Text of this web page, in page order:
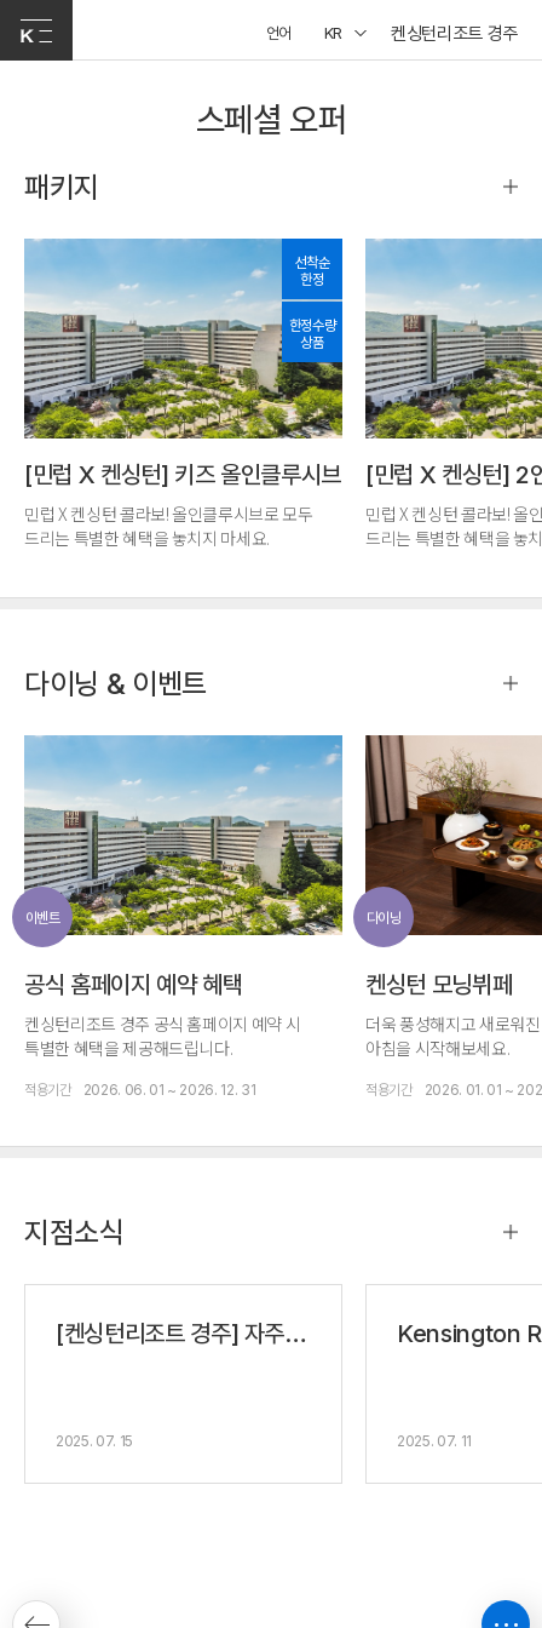
언어 KR 켄싱턴리조트 경주
스페셜 오퍼
패키지
선착순
한정
한정수량
상품
[민럽 X 켄싱턴] 키즈 올인클루시브
민럽 X 켄싱턴 콜라보! 올인클루시브로 모두
드리는 특별한 혜택을 놓치지 마세요.
[민럽 X 켄싱턴] 2
민럽 X 켄싱턴 콜라보! 올
드리는 특별한 혜택을 놓
다이닝 & 이벤트
이벤트
공식 홈페이지 예약 혜택
켄싱턴리조트 경주 공식 홈페이지 예약 시
특별한 혜택을 제공해드립니다.
적용기간 2026. 06. 01 ~ 2026. 12. 31
다이닝
켄싱턴 모닝뷔페
더욱 풍성해지고 새로워
아침을 시작해보세요.
적용기간 2026. 01. 01 ~
지점소식
[켄싱턴리조트 경주] 자주 묻는 질문
2025. 07. 15 2025. 07. 11